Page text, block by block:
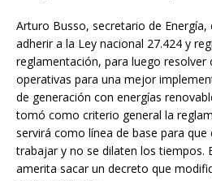
Arturo Busso, secretario de
adherir a la Ley nacional 27.424 y
reglamentación, para luego resolver
operativas para una mejor
de generación con energías
tomó como criterio general la
servirá como línea de base para
trabajar y no se dilaten los tiempos.
amerita sacar un decreto que